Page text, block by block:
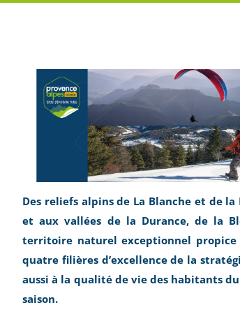
Des reliefs alpins de La Blanche et de
et aux vallées de la Durance, de la
territoire naturel exceptionnel
quatre filières d’excellence de la
aussi à la qualité de vie des habitants
saison.